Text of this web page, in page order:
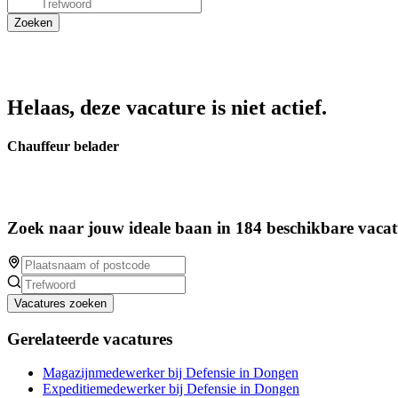
Helaas, deze vacature is niet actief.
Chauffeur belader
Zoek naar jouw ideale baan in 184 beschikbare
Vacatures zoeken
Gerelateerde vacatures
Magazijnmedewerker bij Defensie in Dongen
Expeditiemedewerker bij Defensie in Dongen